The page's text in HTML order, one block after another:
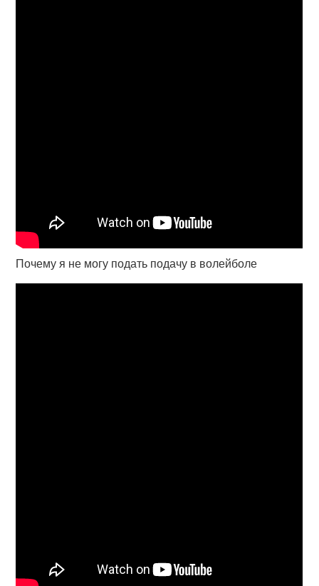
Почему я не могу подать подачу в волейболе